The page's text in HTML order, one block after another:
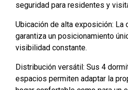
seguridad para residentes y
Ubicación de alta exposición: La
garantiza un posicionamiento
visibilidad constante.
Distribución versátil: Sus 4
espacios permiten adaptar la